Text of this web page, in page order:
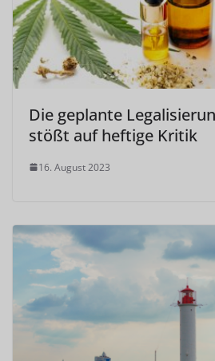
Die geplante
stößt auf heftige Kritik
16. August 2023